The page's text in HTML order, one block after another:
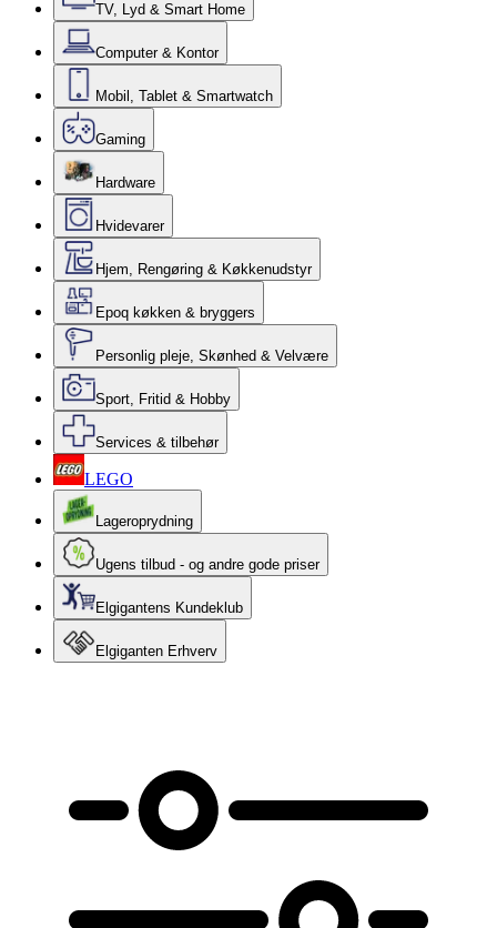
TV, Lyd & Smart Home
Computer & Kontor
Mobil, Tablet & Smartwatch
Gaming
Hardware
Hvidevarer
Hjem, Rengøring & Køkkenudstyr
Epoq køkken & bryggers
Personlig pleje, Skønhed & Velvære
Sport, Fritid & Hobby
Services & tilbehør
LEGO
Lageroprydning
Ugens tilbud - og andre gode priser
Elgigantens Kundeklub
Elgiganten Erhverv